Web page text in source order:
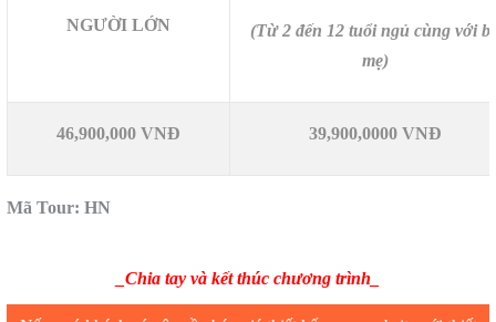
NGƯỜI LỚN (Từ 2 đến 12 tuổi ngủ cùng với
mẹ)
46,900,000 VNĐ 39,900,0000 VNĐ
Mã Tour: HN
_Chia tay và kết thúc chương trình_